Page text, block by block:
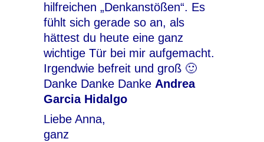
hilfreichen „Denkanstößen“. Es
fühlt sich gerade so an, als
hättest du heute eine ganz
wichtige Tür bei mir aufgemacht.
Irgendwie befreit und groß 🙂
Danke Danke Danke Andrea
Garcia Hidalgo
Liebe Anna,
ganz